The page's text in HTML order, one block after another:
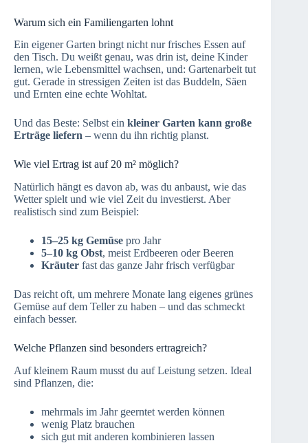
Warum sich ein Familiengarten lohnt
Ein eigener Garten bringt nicht nur frisches Essen auf
den Tisch. Du weißt genau, was drin ist, deine Kinder
lernen, wie Lebensmittel wachsen, und: Gartenarbeit tut
gut. Gerade in stressigen Zeiten ist das Buddeln, Säen
und Ernten eine echte Wohltat.
Und das Beste: Selbst ein kleiner Garten kann große
Erträge liefern – wenn du ihn richtig planst.
Wie viel Ertrag ist auf 20 m² möglich?
Natürlich hängt es davon ab, was du anbaust, wie das
Wetter spielt und wie viel Zeit du investierst. Aber
realistisch sind zum Beispiel:
15–25 kg Gemüse pro Jahr
5–10 kg Obst, meist Erdbeeren oder Beeren
Kräuter fast das ganze Jahr frisch verfügbar
Das reicht oft, um mehrere Monate lang eigenes grünes
Gemüse auf dem Teller zu haben – und das schmeckt
einfach besser.
Welche Pflanzen sind besonders ertragreich?
Auf kleinem Raum musst du auf Leistung setzen. Ideal
sind Pflanzen, die:
mehrmals im Jahr geerntet werden können
wenig Platz brauchen
sich gut mit anderen kombinieren lassen